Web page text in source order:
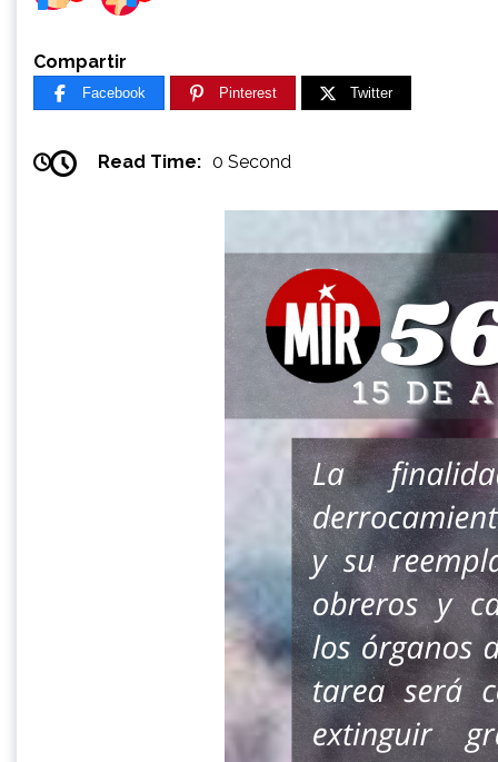
Compartir
Facebook Pinterest Twitter
Read Time: 0 Second